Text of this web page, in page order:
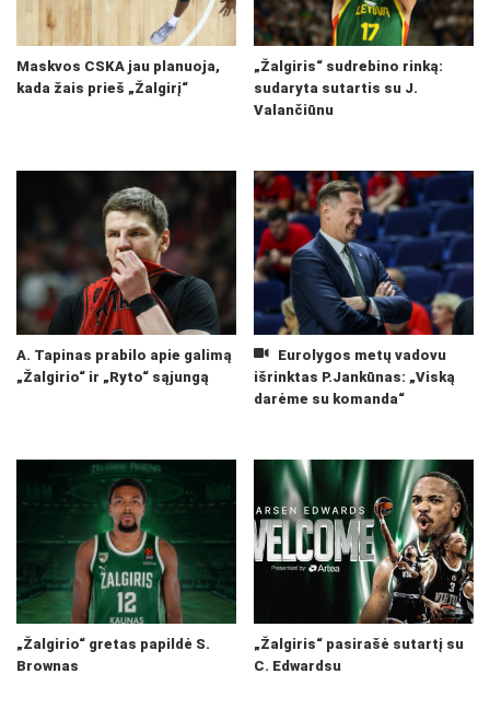
Maskvos CSKA jau planuoja,
kada žais prieš „Žalgirį“
„Žalgiris“ sudrebino rinką:
sudaryta sutartis su J.
Valančiūnu
A. Tapinas prabilo apie galimą
„Žalgirio“ ir „Ryto“ sąjungą
Eurolygos metų vadovu
išrinktas P.Jankūnas: „Viską
darėme su komanda“
„Žalgirio“ gretas papildė S.
Brownas
„Žalgiris“ pasirašė sutartį su
C. Edwardsu